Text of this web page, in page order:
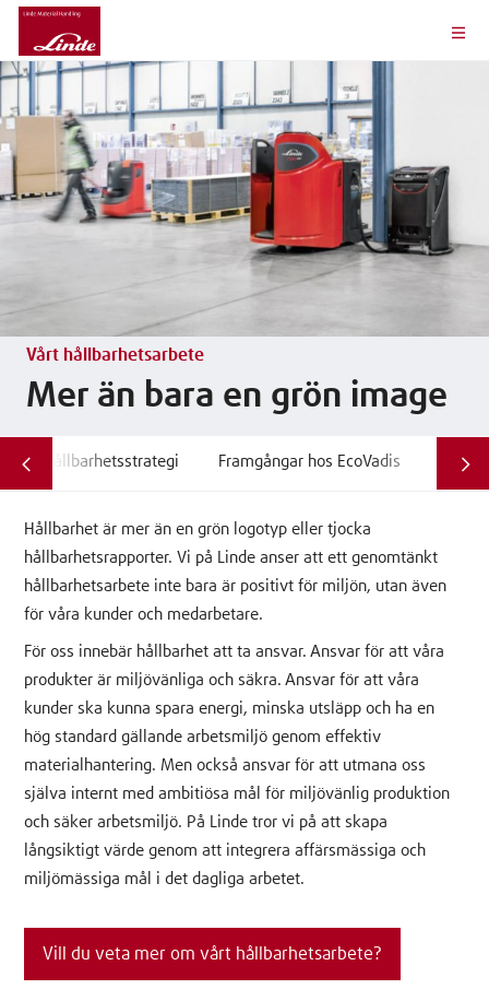
Vårt hållbarhetsarbete
Mer än bara en grön image
Vår hållbarhetsstrategi Framgångar hos EcoVadis Miljö
Hållbarhet är mer än en grön logotyp eller tjocka
hållbarhetsrapporter. Vi på Linde anser att ett genomtänkt
hållbarhetsarbete inte bara är positivt för miljön, utan även
för våra kunder och medarbetare.
För oss innebär hållbarhet att ta ansvar. Ansvar för att våra
produkter är miljövänliga och säkra. Ansvar för att våra
kunder ska kunna spara energi, minska utsläpp och ha en
hög standard gällande arbetsmiljö genom effektiv
materialhantering. Men också ansvar för att utmana oss
själva internt med ambitiösa mål för miljövänlig produktion
och säker arbetsmiljö. På Linde tror vi på att skapa
långsiktigt värde genom att integrera affärsmässiga och
miljömässiga mål i det dagliga arbetet.
Vill du veta mer om vårt hållbarhetsarbete?